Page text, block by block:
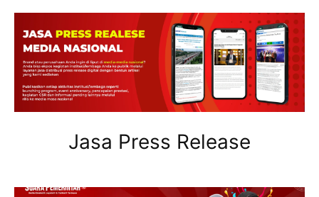
Jasa Press Release